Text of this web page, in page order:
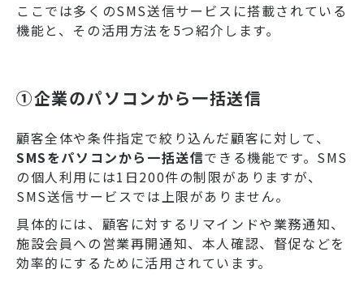
ここでは多くのSMS送信サービスに搭載されている
機能と、その活用方法を5つ紹介します。
①企業のパソコンから一括送信
顧客全体や条件指定で絞り込んだ顧客に対して、
SMSをパソコンから一括送信できる機能です。SMS
の個人利用には1日200件の制限がありますが、
SMS送信サービスでは上限がありません。
具体的には、顧客に対するリマインドや業務通知、
施設会員への営業再開通知、本人確認、督促などを
効率的にするために活用されています。